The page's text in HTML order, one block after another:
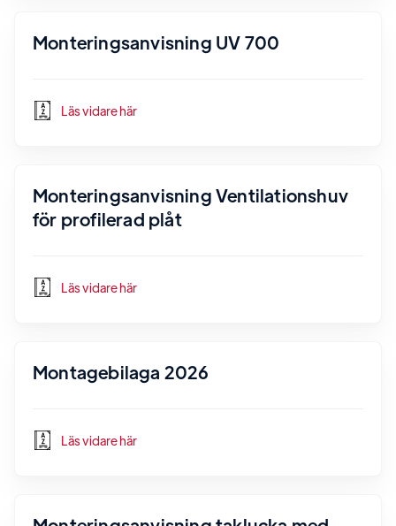
Monteringsanvisning UV 700
Läs vidare här
Monteringsanvisning Ventilationshuv
för profilerad plåt
Läs vidare här
Montagebilaga 2026
Läs vidare här